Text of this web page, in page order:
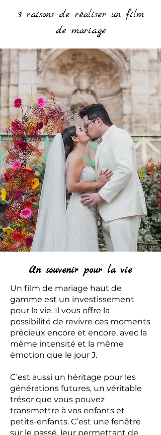
3 raisons de réaliser un film
de mariage
Un souvenir pour la vie
Un film de mariage haut de
gamme est un investissement
pour la vie. Il vous offre la
possibilité de revivre ces moments
précieux encore et encore, avec la
même intensité et la même
émotion que le jour J.
C’est aussi un héritage pour les
générations futures, un véritable
trésor que vous pouvez
transmettre à vos enfants et
petits-enfants. C’est une fenêtre
sur le passé, leur permettant de